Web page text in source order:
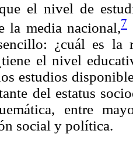
el nivel de
la media nacional,7
¿cuál es la
el nivel
estudios
del estatus
entre
social y política.